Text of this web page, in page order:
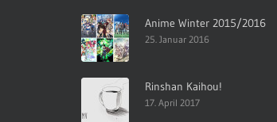
Anime Winter 2015/2016
25. Januar 2016
Rinshan Kaihou!
17. April 2017